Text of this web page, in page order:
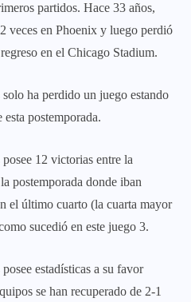
partidos. Hace 33 años,
veces en Phoenix y luego perdió
en el Chicago Stadium.
ha perdido un juego estando
esta postemporada.
12 victorias entre la
postemporada donde iban
el último cuarto (la cuarta mayor
sucedió en este juego 3.
estadísticas a su favor
se han recuperado de 2-1